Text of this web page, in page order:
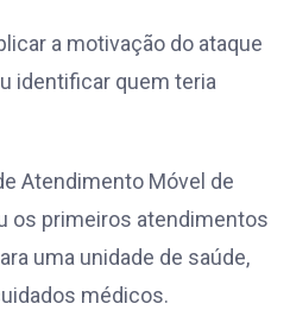
a motivação do ataque
identificar quem teria
Atendimento Móvel de
os primeiros atendimentos
uma unidade de saúde,
médicos.